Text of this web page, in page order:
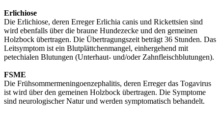
Erlichiose
Die Erlichiose, deren Erreger Erlichia canis und Rickettsien sind
wird ebenfalls über die braune Hundezecke und den gemeinen
Holzbock übertragen. Die Übertragungszeit beträgt 36 Stunden. Das
Leitsymptom ist ein Blutplättchenmangel, einhergehend mit
petechialen Blutungen (Unterhaut- und/oder Zahnfleischblutungen).
FSME
Die Frühsommermeningoenzephalitis, deren Erreger das Togavirus
ist wird über den gemeinen Holzbock übertragen. Die Symptome
sind neurologischer Natur und werden symptomatisch behandelt.